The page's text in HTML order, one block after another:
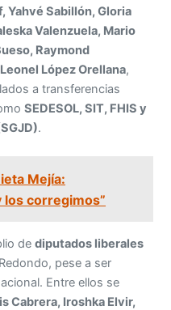
Yahvé Sabillón, Gloria
Valenzuela, Mario
Raymond
López Orellana,
a transferencias
SEDESOL, SIT, FHIS y
.
Mejía:
corregimos”
dediputados liberales
pese a ser
Entre ellos se
Cabrera, Iroshka Elvir,